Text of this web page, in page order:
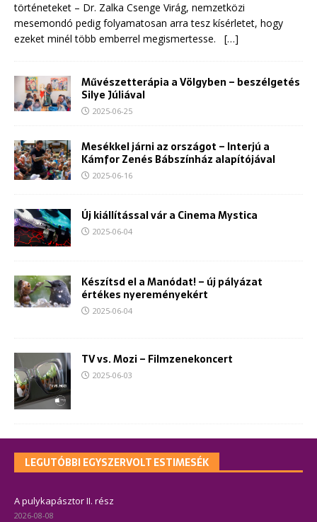
történeteket – Dr. Zalka Csenge Virág, nemzetközi
mesemondó pedig folyamatosan arra tesz kísérletet, hogy
ezeket minél több emberrel megismertesse. […]
Művészetterápia a Völgyben – beszélgetés
Silye Júliával
2025-06-25
Mesékkel járni az országot – Interjú a
Kámfor Zenés Bábszínház alapítójával
2025-06-16
Új kiállítással vár a Cinema Mystica
2025-06-04
Készítsd el a Manódat! – új pályázat
értékes nyereményekért
2025-06-04
TV vs. Mozi – Filmzenekoncert
2025-06-03
LEGUTÓBBI EGYSZERVOLT ESTIMESÉK
A pulykapásztor II. rész
2026-08-08